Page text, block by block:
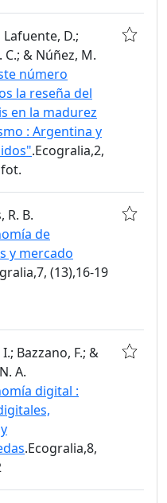
Lafuente, D.;
& Núñez, M.
número
la reseña del
en la madurez
: Argentina y
.Ecogralia,2,
R. B.
de
y mercado
(13),16-19
Bazzano, F.; &
A.
digital :
.Ecogralia,8,